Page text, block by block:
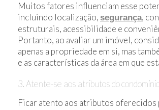
Muitos fatores influenciam esse
incluindo localização, segurança,
estruturais, acessibilidade e
Portanto, ao avaliar um imóvel,
apenas a propriedade em si, mas
e as características da área em que
3. Atente-se aos atributos do
Ficar atento aos atributos oferecidos